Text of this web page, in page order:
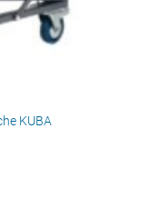
KUBA